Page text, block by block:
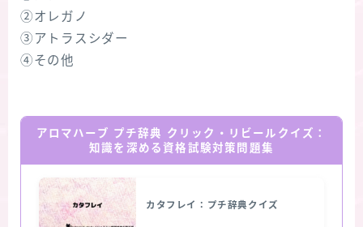
②オレガノ
③アトラスシダー
④その他
アロマハーブ プチ辞典 クリック・リビールクイズ：
知識を深める資格試験対策問題集
カタフレイ：プチ辞典クイズ